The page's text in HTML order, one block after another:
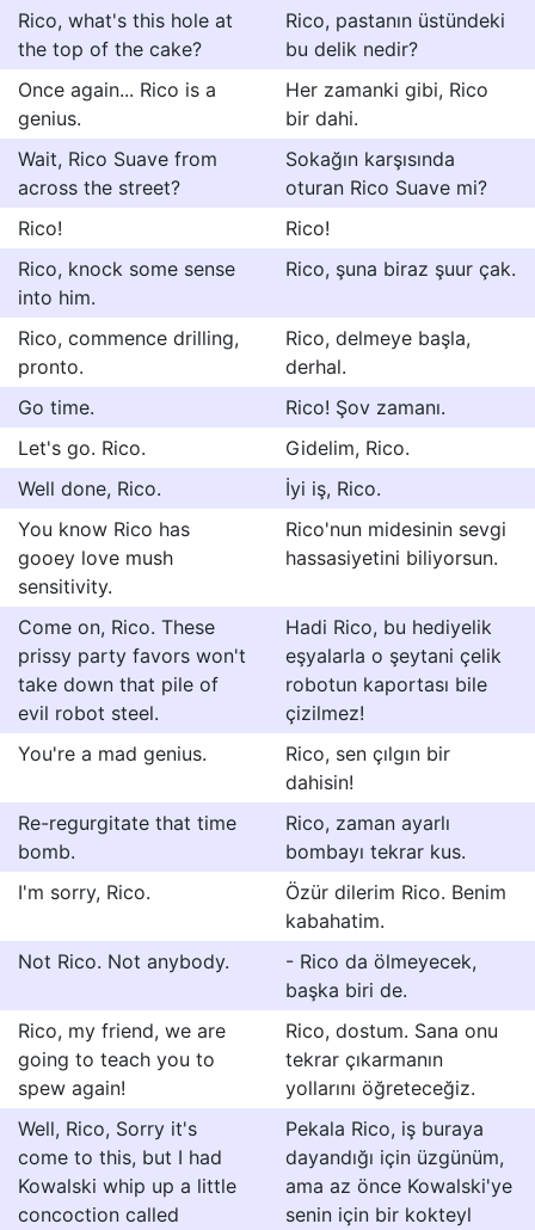
Rico, what's this hole at
the top of the cake?
Rico, pastanın üstündeki
bu delik nedir?
Once again... Rico is a
genius.
Her zamanki gibi, Rico
bir dahi.
Wait, Rico Suave from
across the street?
Sokağın karşısında
oturan Rico Suave mi?
Rico!
Rico!
Rico, knock some sense
into him.
Rico, şuna biraz şuur çak.
Rico, commence drilling,
pronto.
Rico, delmeye başla,
derhal.
Go time.
Rico! Şov zamanı.
Let's go. Rico.
Gidelim, Rico.
Well done, Rico.
İyi iş, Rico.
You know Rico has
gooey love mush
sensitivity.
Rico'nun midesinin sevgi
hassasiyetini biliyorsun.
Come on, Rico. These
prissy party favors won't
take down that pile of
evil robot steel.
Hadi Rico, bu hediyelik
eşyalarla o şeytani çelik
robotun kaportası bile
çizilmez!
You're a mad genius.
Rico, sen çılgın bir
dahisin!
Re-regurgitate that time
bomb.
Rico, zaman ayarlı
bombayı tekrar kus.
I'm sorry, Rico.
Özür dilerim Rico. Benim
kabahatim.
Not Rico. Not anybody.
- Rico da ölmeyecek,
başka biri de.
Rico, my friend, we are
going to teach you to
spew again!
Rico, dostum. Sana onu
tekrar çıkarmanın
yollarını öğreteceğiz.
Well, Rico, Sorry it's
come to this, but I had
Kowalski whip up a little
concoction called
Pekala Rico, iş buraya
dayandığı için üzgünüm,
ama az önce Kowalski'ye
senin için bir kokteyl